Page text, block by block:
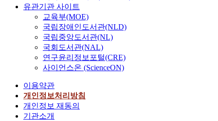
유관기관 사이트
교육부(MOE)
국립장애인도서관(NLD)
국립중앙도서관(NL)
국회도서관(NAL)
연구윤리정보포털(CRE)
사이언스온 (ScienceON)
이용약관
개인정보처리방침
개인정보 재동의
기관소개